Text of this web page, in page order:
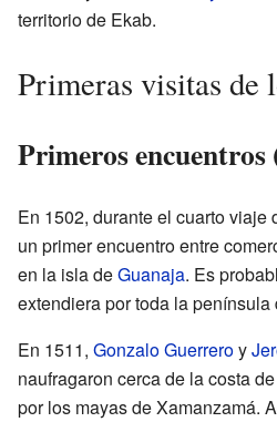
territorio de Ekab.
Primeras visitas de
Primeros encuentros
En 1502, durante el cuarto viaje
un primer encuentro entre
en la isla deGuanaja. Es
extendiera por toda la península
En 1511, Gonzalo Guerreroy
naufragaron cerca de la costa
por los mayas de Xamanzamá.